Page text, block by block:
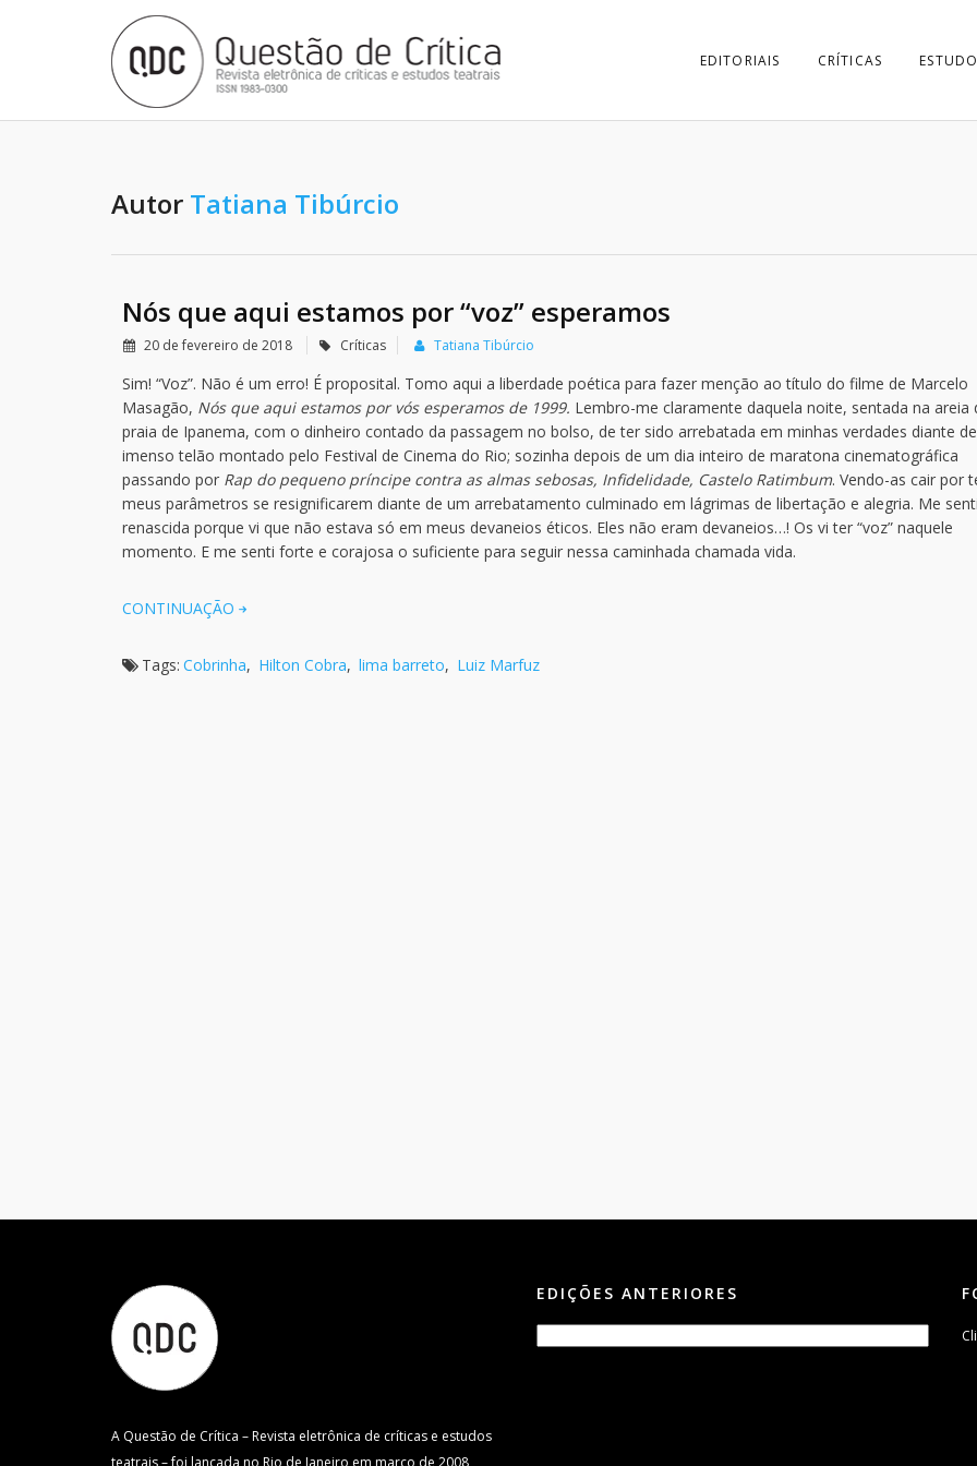
EDITORIAIS CRÍTICAS
Autor Tatiana Tibúrcio
Nós que aqui estamos por “voz” esperamos
20 de fevereiro de 2018 Críticas Tatiana Tibúrcio
Sim! “Voz”. Não é um erro! É proposital. Tomo aqui a liberdade poética para fazer menção ao título do filme de Marcelo
Masagão, Nós que aqui estamos por vós esperamos de 1999. Lembro-me claramente daquela noite, sentada na areia
praia de Ipanema, com o dinheiro contado da passagem no bolso, de ter sido arrebatada em minhas verdades diante
imenso telão montado pelo Festival de Cinema do Rio; sozinha depois de um dia inteiro de maratona cinematográfica
passando por Rap do pequeno príncipe contra as almas sebosas, Infidelidade, Castelo Ratimbum. Vendo-as cair por
meus parâmetros se resignificarem diante de um arrebatamento culminado em lágrimas de libertação e alegria. Me
renascida porque vi que não estava só em meus devaneios éticos. Eles não eram devaneios…! Os vi ter “voz” naquele
momento. E me senti forte e corajosa o suficiente para seguir nessa caminhada chamada vida.
CONTINUAÇÃO
Tags: Cobrinha, Hilton Cobra, lima barreto, Luiz Marfuz
A Questão de Crítica – Revista eletrônica de críticas e estudos
teatrais – foi lançada no Rio de Janeiro em março de 2008
EDIÇÕES ANTERIORES